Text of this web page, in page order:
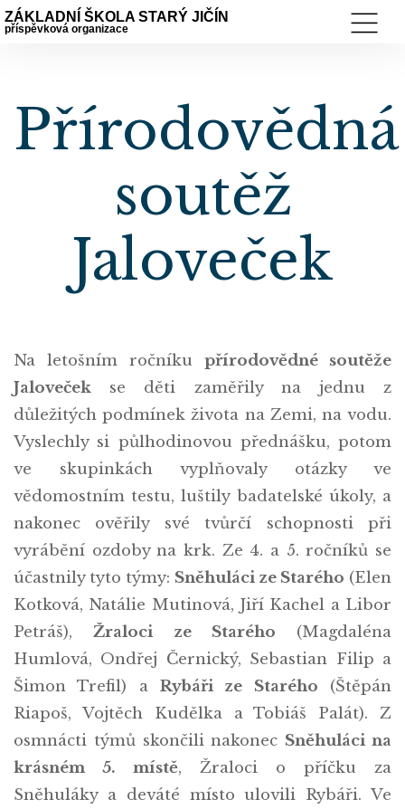
ZÁKLADNÍ ŠKOLA STARÝ JIČÍN
příspěvková organizace
Přírodovědná
soutěž
Jaloveček
Na letošním ročníku přírodovědné soutěže
Jaloveček se děti zaměřily na jednu z
důležitých podmínek života na Zemi, na vodu.
Vyslechly si půlhodinovou přednášku, potom
ve skupinkách vyplňovaly otázky ve
vědomostním testu, luštily badatelské úkoly, a
nakonec ověřily své tvůrčí schopnosti při
vyrábění ozdoby na krk. Ze 4. a 5. ročníků se
účastnily tyto týmy: Sněhuláci ze Starého (Elen
Kotková, Natálie Mutinová, Jiří Kachel a Libor
Petráš),Žraloci ze Starého (Magdaléna
Humlová, Ondřej Černický, Sebastian Filip a
Šimon Trefil) a Rybáři ze Starého (Štěpán
Riapoš, Vojtěch Kudělka a Tobiáš Palát). Z
osmnácti týmů skončili nakonec Sněhuláci na
krásném 5. místě, Žraloci o příčku za
Sněhuláky a deváté místo ulovili Rybáři. Ve